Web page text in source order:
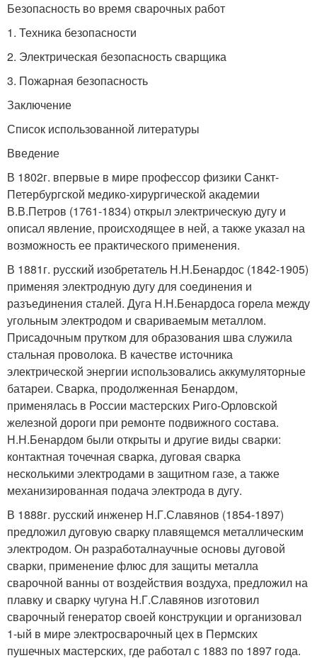
Безопасность во время сварочных работ
1. Техника безопасности
2. Электрическая безопасность сварщика
3. Пожарная безопасность
Заключение
Список использованной литературы
Введение
В 1802г. впервые в мире профессор физики Санкт-
Петербургской медико-хирургической академии
В.В.Петров (1761-1834) открыл электрическую дугу и
описал явление, происходящее в ней, а также указал на
возможность ее практического применения.
В 1881г. русский изобретатель Н.Н.Бенардос (1842-1905)
применяя электродную дугу для соединения и
разъединения сталей. Дуга Н.Н.Бенардоса горела между
угольным электродом и свариваемым металлом.
Присадочным прутком для образования шва служила
стальная проволока. В качестве источника
электрической энергии использовались аккумуляторные
батареи. Сварка, продолженная Бенардом,
применялась в России мастерских Риго-Орловской
железной дороги при ремонте подвижного состава.
Н.Н.Бенардом были открыты и другие виды сварки:
контактная точечная сварка, дуговая сварка
несколькими электродами в защитном газе, а также
механизированная подача электрода в дугу.
В 1888г. русский инженер Н.Г.Славянов (1854-1897)
предложил дуговую сварку плавящемся металлическим
электродом. Он разработалнаучные основы дуговой
сварки, применение флюс для защиты металла
сварочной ванны от воздействия воздуха, предложил на
плавку и сварку чугуна Н.Г.Славянов изготовил
сварочный генератор своей конструкции и организовал
1-ый в мире электросварочный цех в Пермских
пушечных мастерских, где работал с 1883 по 1897 года.